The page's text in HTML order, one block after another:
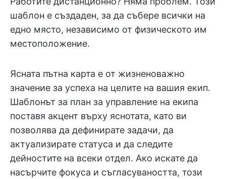
шаблон е създаден, за да събере всички на
едно място, независимо от физическото им
местоположение.
Ясната пътна карта е от жизненоважно
значение за успеха на целите на вашия екип.
Шаблонът за план за управление на екипа
поставя акцент върху яснотата, като ви
позволява да дефинирате задачи, да
актуализирате статуса и да следите
дейностите на всеки отдел. Ако искате да
насърчите фокуса и съгласуваността, този